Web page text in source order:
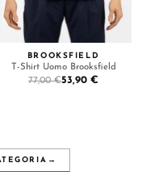
BROOKSFIELD
T-Shirt Uomo Brooksfield
77,00 €53,90 €
→